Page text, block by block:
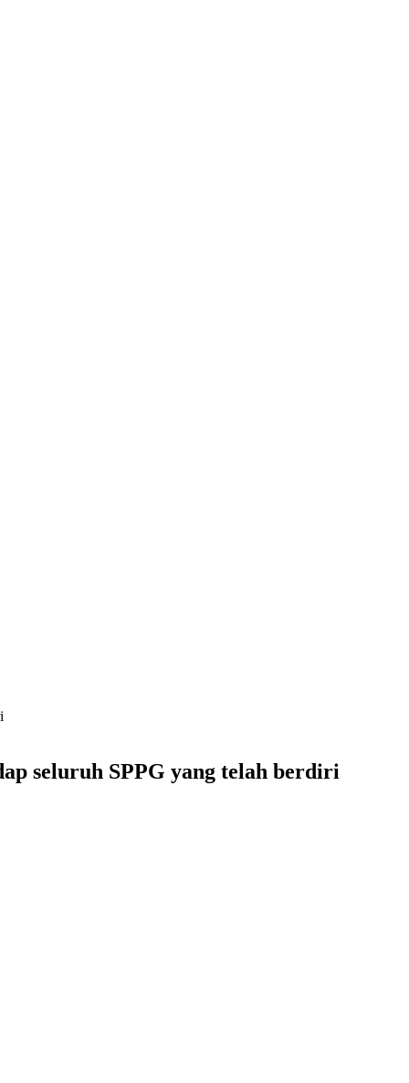
seluruh SPPG yang telah berdiri